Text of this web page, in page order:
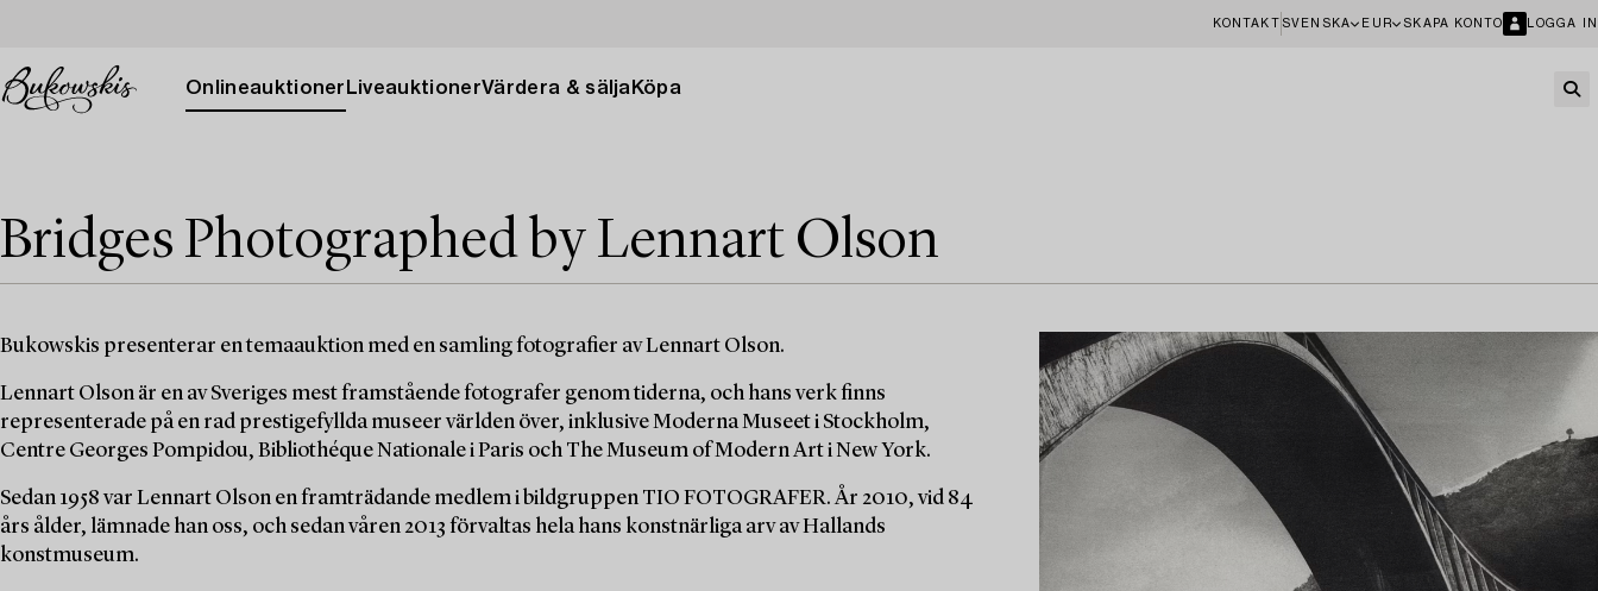
KONTAKT SVENSKA EUR SKAPA KONTO LOGGA IN
Onlineauktioner LiveauktionerVärdera & sälja Köpa
Bridges Photographed by Lennart Olson
Bukowskis presenterar en temaauktion med en samling fotografier av Lennart Olson.
Lennart Olson är en av Sveriges mest framstående fotografer genom tiderna, och hans verk finns
representerade på en rad prestigefyllda museer världen över, inklusive Moderna Museet i Stockholm,
Centre Georges Pompidou, Bibliothéque Nationale i Paris och The Museum of Modern Art i New York.
Sedan 1958 var Lennart Olson en framträdande medlem i bildgruppen TIO FOTOGRAFER. År 2010, vid 84
års ålder, lämnade han oss, och sedan våren 2013 förvaltas hela hans konstnärliga arv av Hallands
konstmuseum.